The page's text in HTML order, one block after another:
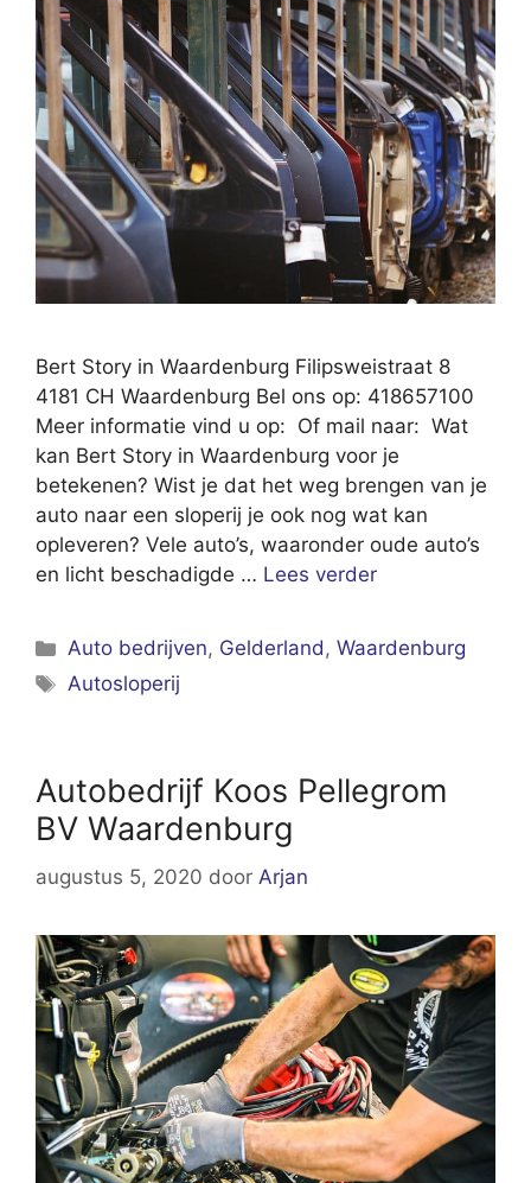
Bert Story in Waardenburg Filipsweistraat 8
4181 CH Waardenburg Bel ons op: 418657100
Meer informatie vind u op: Of mail naar: Wat
kan Bert Story in Waardenburg voor je
betekenen? Wist je dat het weg brengen van je
auto naar een sloperij je ook nog wat kan
opleveren? Vele auto’s, waaronder oude auto’s
en licht beschadigde … Lees verder
Categorieën
Auto bedrijven, Gelderland,Waardenburg
Tags
Autosloperij
Autobedrijf Koos Pellegrom
BV Waardenburg
augustus 5, 2020 door Arjan